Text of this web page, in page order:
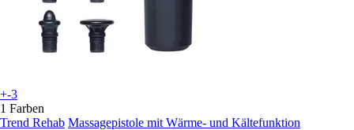
+-3
1 Farben
Trend Rehab Massagepistole mit Wärme- und Kältefunktion